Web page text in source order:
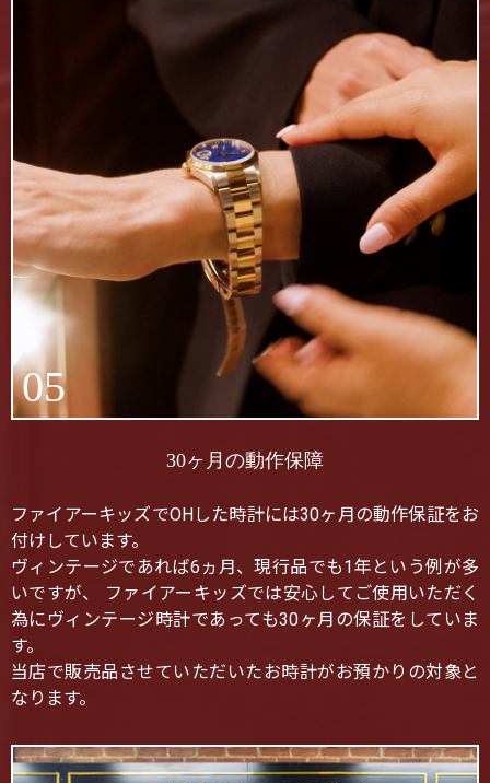
05
30ヶ月の動作保障
ファイアーキッズでOHした時計には30ヶ月の動作保証をお
付けしています。
ヴィンテージであれば6ヵ月、現行品でも1年という例が多
いですが、 ファイアーキッズでは安心してご使用いただく
為にヴィンテージ時計であっても30ヶ月の保証をしていま
す。
当店で販売品させていただいたお時計がお預かりの対象と
なります。